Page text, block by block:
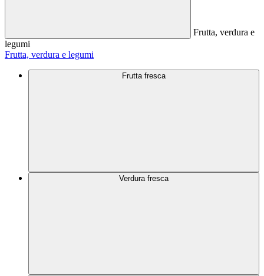
Frutta, verdura e
legumi
Frutta, verdura e legumi
Frutta fresca
Verdura fresca